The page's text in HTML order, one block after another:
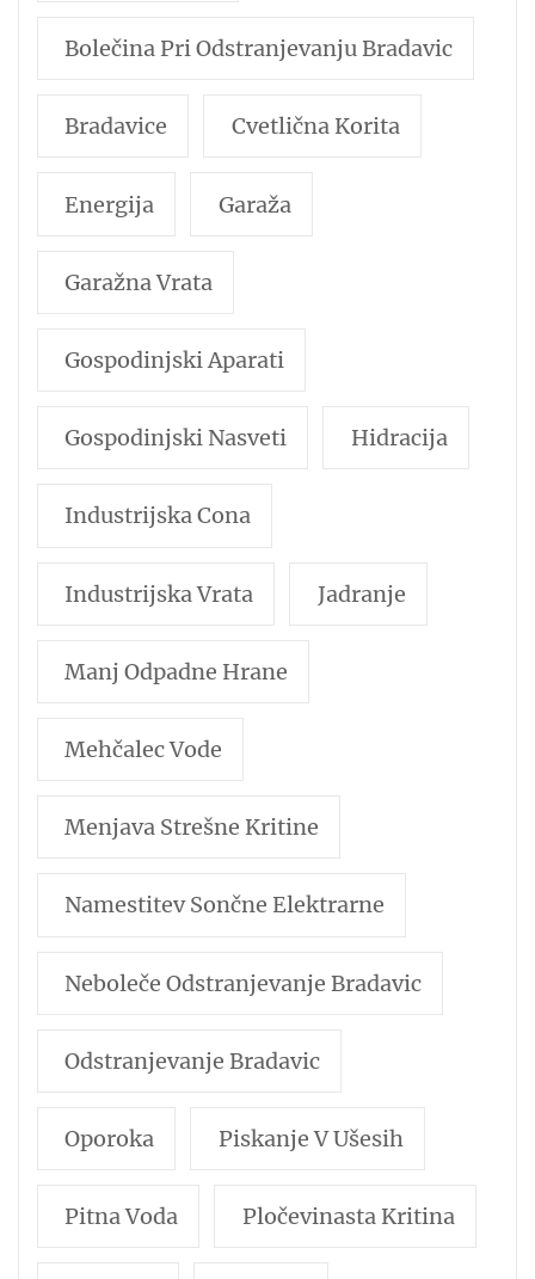
Bolečina Pri Odstranjevanju Bradavic
Bradavice Cvetlična Korita
Energija Garaža
Garažna Vrata
Gospodinjski Aparati
Gospodinjski Nasveti Hidracija
Industrijska Cona
Industrijska Vrata Jadranje
Manj Odpadne Hrane
Mehčalec Vode
Menjava Strešne Kritine
Namestitev Sončne Elektrarne
Neboleče Odstranjevanje Bradavic
Odstranjevanje Bradavic
Oporoka Piskanje V Ušesih
Pitna Voda Pločevinasta Kritina